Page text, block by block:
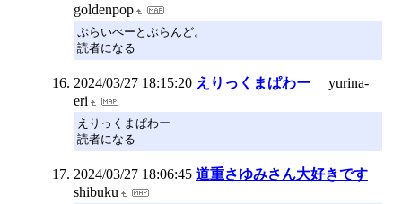
goldenpop
ぷらいべーとぶらんど。
読者になる
2024/03/27 18:15:20 えりっくまぱわー
yurina-
eri
えりっくまぱわー
読者になる
2024/03/27 18:06:45 道重さゆみさん大好きです
shibuku